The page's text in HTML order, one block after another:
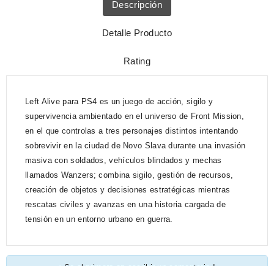
Descripción
Detalle Producto
Rating
Left Alive para PS4 es un juego de acción, sigilo y
supervivencia ambientado en el universo de Front Mission,
en el que controlas a tres personajes distintos intentando
sobrevivir en la ciudad de Novo Slava durante una invasión
masiva con soldados, vehículos blindados y mechas
llamados Wanzers; combina sigilo, gestión de recursos,
creación de objetos y decisiones estratégicas mientras
rescatas civiles y avanzas en una historia cargada de
tensión en un entorno urbano en guerra.